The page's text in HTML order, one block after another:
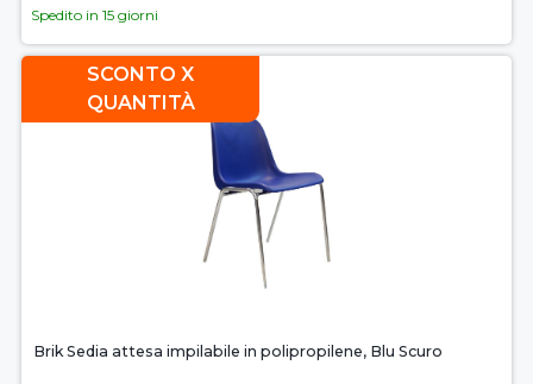
Spedito in 15 giorni
SCONTO X
QUANTITÀ
Brik Sedia attesa impilabile in polipropilene, Blu Scuro